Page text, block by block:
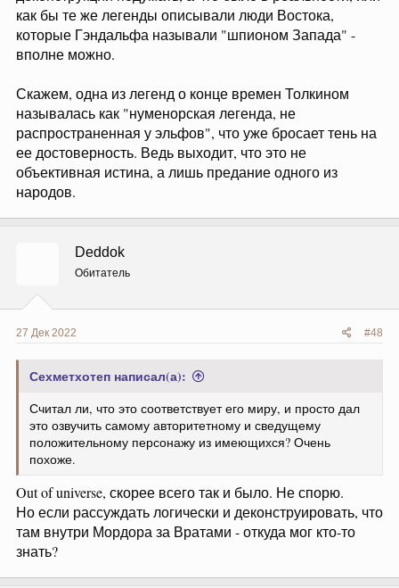
как бы те же легенды описывали люди Востока,
которые Гэндальфа называли "шпионом Запада" -
вполне можно.
Скажем, одна из легенд о конце времен Толкином
называлась как "нуменорская легенда, не
распространенная у эльфов", что уже бросает тень на
ее достоверность. Ведь выходит, что это не
объективная истина, а лишь предание одного из
народов.
Deddok
Обитатель
27 Дек 2022 #48
Сехметхотеп написал(а):
Считал ли, что это соответствует его миру, и просто дал
это озвучить самому авторитетному и сведущему
положительному персонажу из имеющихся? Очень
похоже.
Out of universe, скорее всего так и было. Не спорю.
Но если рассуждать логически и деконструировать, что
там внутри Мордора за Вратами - откуда мог кто-то
знать?